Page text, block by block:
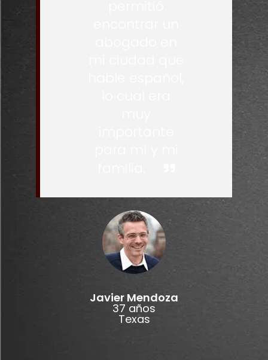
Javier Mendoza
37 años
Texas